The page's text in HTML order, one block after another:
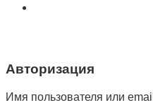
Авторизация
Имя пользователя или email